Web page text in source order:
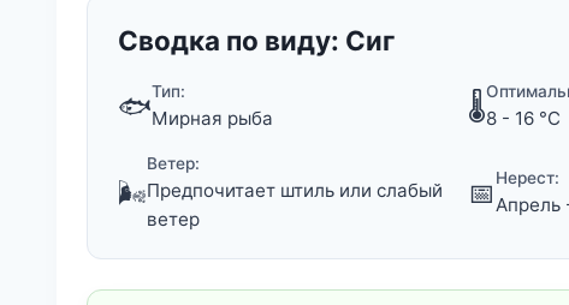
Сводка по виду: Сиг
🐟Тип:
Мирная рыба 🌡️8 - 16 °C
🌬️
Ветер:
Предпочитает штиль или слабый
ветер
📅 Нерест:
Апрель